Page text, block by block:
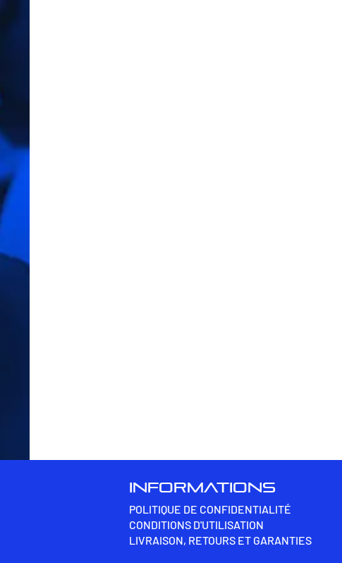
INFORMATIONS
POLITIQUE DE CONFIDENTIALITÉ
CONDITIONS D'UTILISATION
LIVRAISON, RETOURS ET GARANTIES